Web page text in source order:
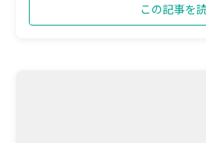
この記事を